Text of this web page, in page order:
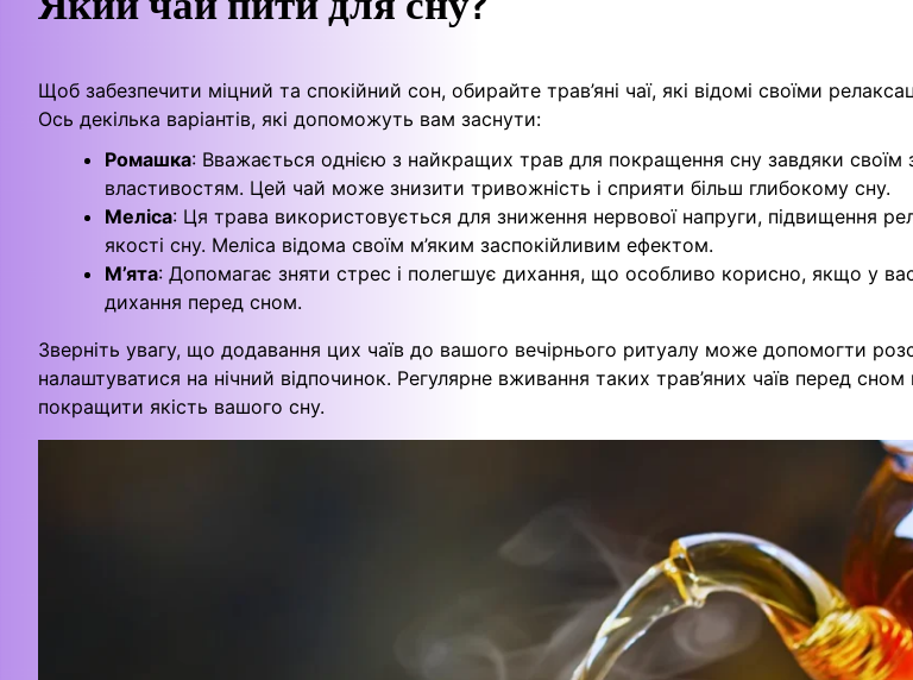
Щоб забезпечити міцний та спокійний сон, обирайте трав’яні чаї, які відомі своїми
Ось декілька варіантів, які допоможуть вам заснути:
Ромашка: Вважається однією з найкращих трав для покращення сну завдяки своїм
властивостям. Цей чай може знизити тривожність і сприяти більш глибокому сну.
Меліса: Ця трава використовується для зниження нервової напруги, підвищення
якості сну. Меліса відома своїм м’яким заспокійливим ефектом.
М’ята: Допомагає зняти стрес і полегшує дихання, що особливо корисно, якщо у
дихання перед сном.
Зверніть увагу, що додавання цих чаїв до вашого вечірнього ритуалу може допомогти
налаштуватися на нічний відпочинок. Регулярне вживання таких трав’яних чаїв перед
покращити якість вашого сну.